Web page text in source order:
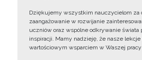
Dziękujemy wszystkim nauczycielom za
zaangażowanie w rozwijanie
uczniów oraz wspólne odkrywanie świata
inspiracji. Mamy nadzieję, że nasze
wartościowym wsparciem w Waszej